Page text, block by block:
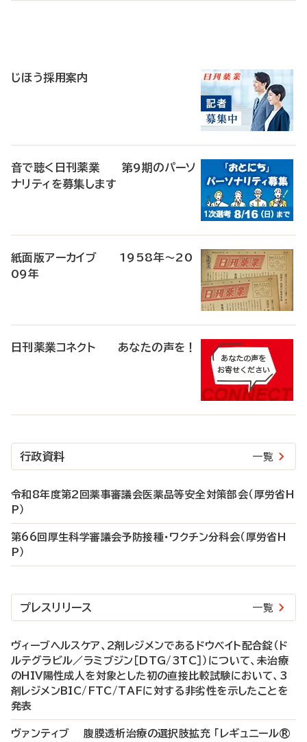
じほう採用案内
音で聴く日刊薬業 第9期のパーソ
ナリティを募集します
紙面版アーカイブ 1958年～20
09年
日刊薬業コネクト あなたの声を！
行政資料 一覧
令和8年度第2回薬事審議会医薬品等安全対策部会（厚労省H
P）
第66回厚生科学審議会予防接種・ワクチン分科会（厚労省H
P）
プレスリリース 一覧
ヴィーブヘルスケア、2剤レジメンであるドウベイト配合錠（ド
ルテグラビル／ラミブジン［DTG/3TC］）について、未治療
のHIV陽性成人を対象とした初の直接比較試験において、3
剤レジメンBIC/FTC/TAFに対する非劣性を示したことを
発表
ヴァンティブ 腹膜透析治療の選択肢拡充 「レギュニール®